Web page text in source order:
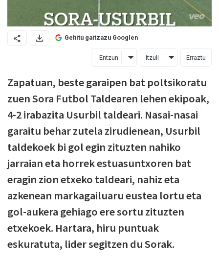
Gehitu gaitzazu Googlen
Entzun Itzuli Erraztu
Zapatuan, beste garaipen bat poltsikoratu
zuen Sora Futbol Taldearen lehen ekipoak,
4-2 irabazita Usurbil taldeari. Nasai-nasai
garaitu behar zutela zirudienean, Usurbil
taldekoek bi gol egin zituzten nahiko
jarraian eta horrek estuasuntxoren bat
eragin zion etxeko taldeari, nahiz eta
azkenean markagailuaru eustea lortu eta
gol-aukera gehiago ere sortu zituzten
etxekoek. Hartara, hiru puntuak
eskuratuta, lider segitzen du Sorak.